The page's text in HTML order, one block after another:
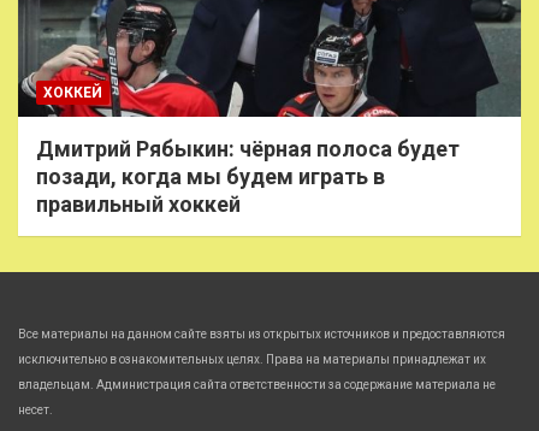
ХОККЕЙ
Дмитрий Рябыкин: чёрная полоса будет
позади, когда мы будем играть в
правильный хоккей
Все материалы на данном сайте взяты из открытых источников и предоставляются
исключительно в ознакомительных целях. Права на материалы принадлежат их
владельцам. Администрация сайта ответственности за содержание материала не
несет.